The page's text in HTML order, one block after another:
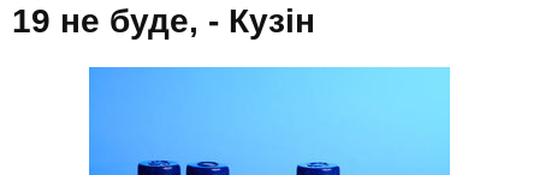
19 не буде, - Кузін